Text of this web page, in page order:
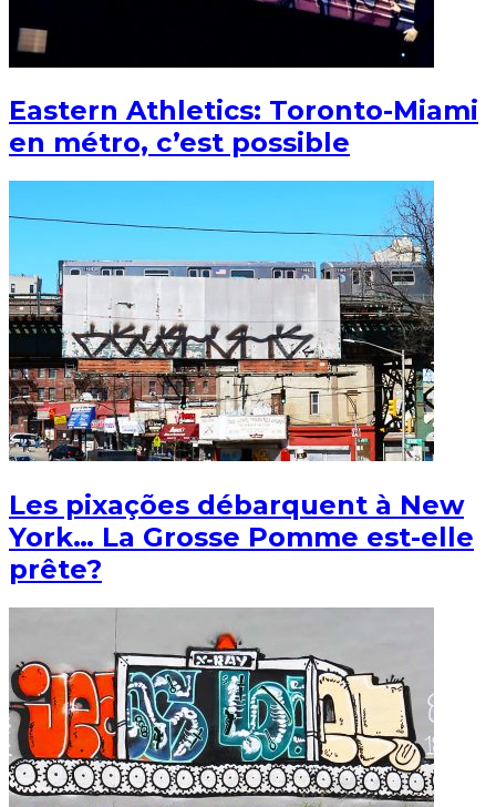
Eastern Athletics: Toronto-Miami
en métro, c’est possible
Les pixações débarquent à New
York… La Grosse Pomme est-elle
prête?